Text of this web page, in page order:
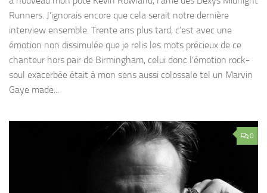
Runners. J’ignorais encore que cela serait notre dernière
interview ensemble. Trente ans plus tard, c’est avec une
émotion non dissimulée que je relis les mots précieux de ce
chanteur hors pair de Birmingham, celui donc l’émotion rock-
soul exacerbée était à mon sens aussi colossale tel un Marvin
Gaye made...
0